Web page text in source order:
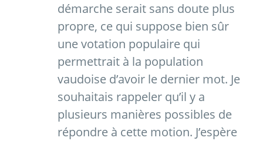
démarche serait sans doute plus
propre, ce qui suppose bien sûr
une votation populaire qui
permettrait à la population
vaudoise d’avoir le dernier mot. Je
souhaitais rappeler qu’il y a
plusieurs manières possibles de
répondre à cette motion. J’espère